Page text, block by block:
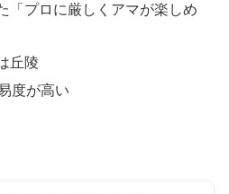
「プロに厳しくアマが楽しめ
丘陵
度が高い